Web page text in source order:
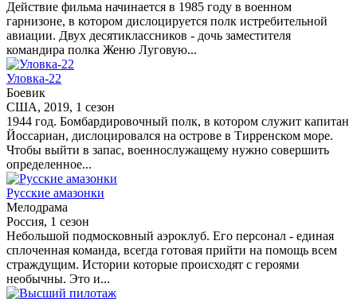
Действие фильма начинается в 1985 году в военном
гарнизоне, в котором дислоцируется полк истребительной
авиации. Двух десятиклассников - дочь заместителя
командира полка Женю Луговую...
Уловка-22
Боевик
США, 2019, 1 сезон
1944 год. Бомбардировочный полк, в котором служит капитан
Йоссариан, дислоцировался на острове в Тирренском море.
Чтобы выйти в запас, военнослужащему нужно совершить
определенное...
Русские амазонки
Мелодрама
Россия, 1 сезон
Небольшой подмосковный аэроклуб. Его персонал - единая
сплоченная команда, всегда готовая прийти на помощь всем
страждущим. Истории которые происходят с героями
необычны. Это и...